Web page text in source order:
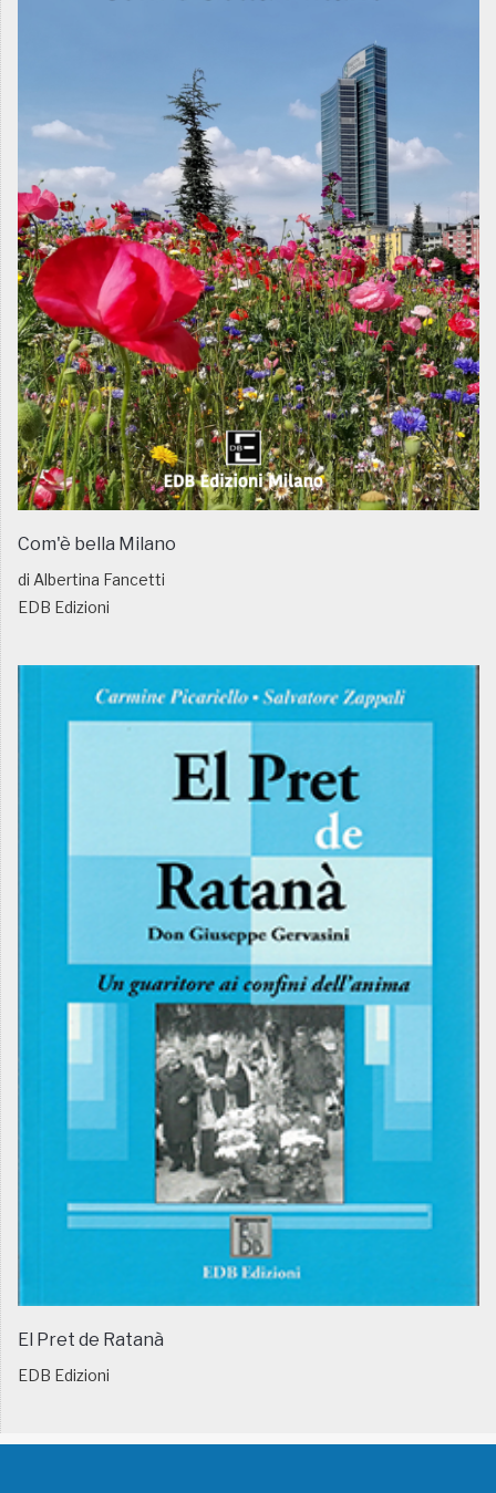
Com'è bella Milano
di Albertina Fancetti
EDB Edizioni
El Pret de Ratanà
EDB Edizioni